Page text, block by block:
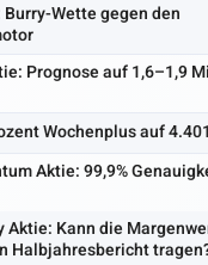
Wette gegen den
Prognose auf 1,6–1,9
Wochenplus auf
Aktie: 99,9%
Kann die
Halbjahresbericht